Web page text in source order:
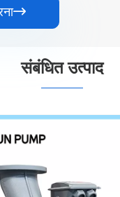

संबंधित उत्पाद